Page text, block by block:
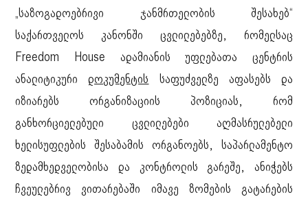
„საზოგადოებრივი ჯანმრთელობის შესახებ“
საქართველოს კანონში ცვლილებებზე, რომელსაც
Freedom House ადამიანის უფლებათა ცენტრის
ანალიტიკურიდოკუმენტის საფუძველზე აფასებს და
იზიარებს ორგანიზაციის პოზიციას, რომ
განხორციელებული ცვლილებები აღმასრულებელი
ხელისუფლების შესაბამის ორგანოებს, საპარლამენტო
ზედამხედველობისა და კონტროლის გარეშე, ანიჭებს
ჩვეულებრივ ვითარებაში იმავე ზომების გატარების